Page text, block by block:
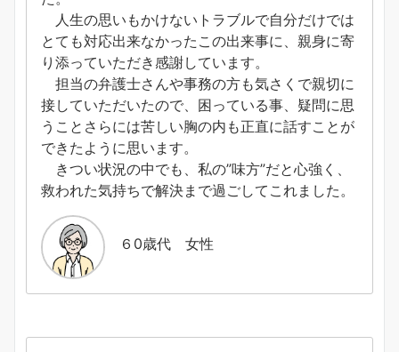
人生の思いもかけないトラブルで自分だけでは
とても対応出来なかったこの出来事に、親身に寄
り添っていただき感謝しています。
担当の弁護士さんや事務の方も気さくで親切に
接していただいたので、困っている事、疑問に思
うことさらには苦しい胸の内も正直に話すことが
できたように思います。
きつい状況の中でも、私の”味方”だと心強く、
救われた気持ちで解決まで過ごしてこれました。
６0歳代 女性